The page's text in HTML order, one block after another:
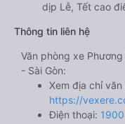
dịp Lễ, Tết cao
Thông tin liên hệ
Văn phòng xe
- Sài Gòn:
Xem địa chỉ
https://
Điện thoại: